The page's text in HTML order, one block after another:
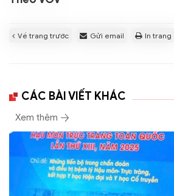
Về trang trước Gửi email In trang
CÁC BÀI VIẾT KHÁC
Xem thêm